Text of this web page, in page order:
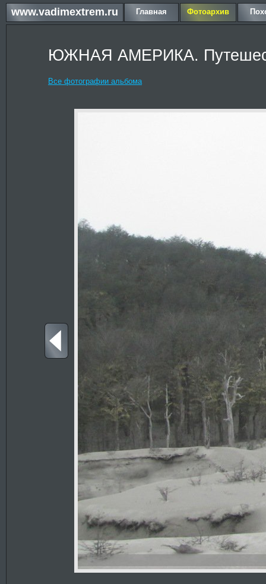
www.vadimextrem.ru Главная Фотоархив
ЮЖНАЯ АМЕРИКА.
Все фотографии альбома